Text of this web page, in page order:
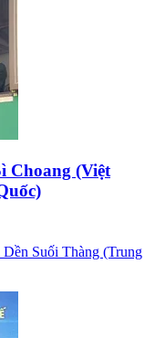
Choang (Việt
Suối Thàng (Trung